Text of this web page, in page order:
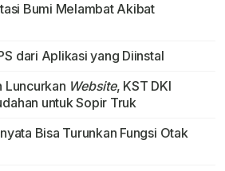
Bumi Melambat Akibat
dari Aplikasi yang Diinstal
Luncurkan Website, KST DKI
untuk Sopir Truk
Bisa Turunkan Fungsi Otak